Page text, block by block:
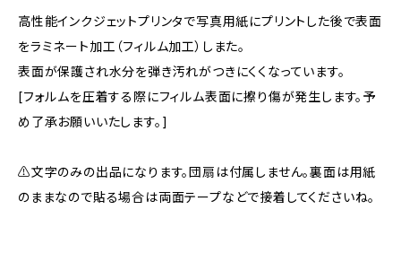
高性能インクジェットプリンタで写真用紙にプリントした後で表面
をラミネート加工（フィルム加工）しまた。
表面が保護され水分を弾き汚れがつきにくくなっています。
[フォルムを圧着する際にフィルム表面に擦り傷が発生します。予
め了承お願いいたします。]
⚠️文字のみの出品になります。団扇は付属しません。裏面は用紙
のままなので貼る場合は両面テープなどで接着してくださいね。